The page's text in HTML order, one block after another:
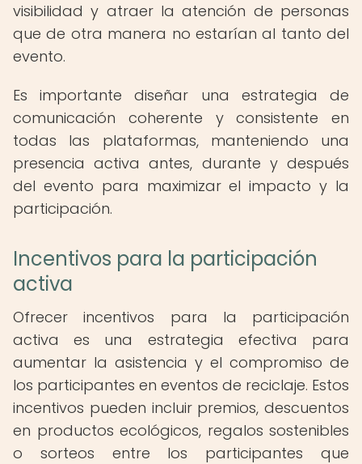
visibilidad y atraer la atención de personas
que de otra manera no estarían al tanto del
evento.
Es importante diseñar una estrategia de
comunicación coherente y consistente en
todas las plataformas, manteniendo una
presencia activa antes, durante y después
del evento para maximizar el impacto y la
participación.
Incentivos para la participación
activa
Ofrecer incentivos para la participación
activa es una estrategia efectiva para
aumentar la asistencia y el compromiso de
los participantes en eventos de reciclaje. Estos
incentivos pueden incluir premios, descuentos
en productos ecológicos, regalos sostenibles
o sorteos entre los participantes que